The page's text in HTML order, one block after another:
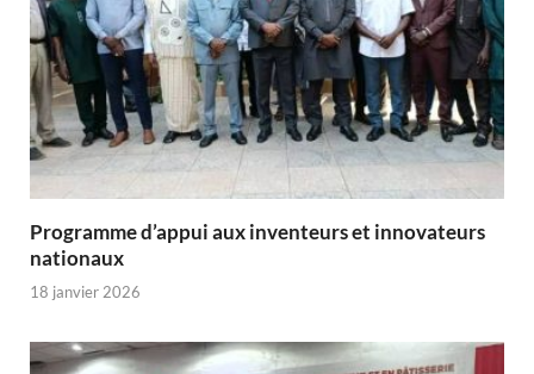
Programme d’appui aux inventeurs et innovateurs
nationaux
18 janvier 2026